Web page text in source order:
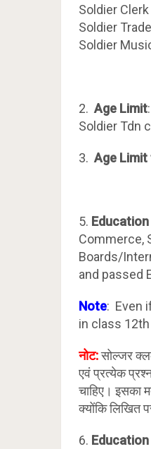
Soldier Clerk
Soldier
Soldier
2. Age Limit
Soldier Tdn
3. Age Limit
5.
Commerce,
Boards/
and passed
Note: Even
in class
नोट:सोल्जर
एवं प्रत्येक
चाहिए।
क्योंकि लिखित
6.